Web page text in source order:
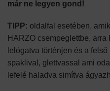
már ne legyen gond!
TIPP: oldalfal esetében,
HARZO csempeglettbe,
lelógatva történjen és a
spaklival, glettvassal ami
lefelé haladva simítva